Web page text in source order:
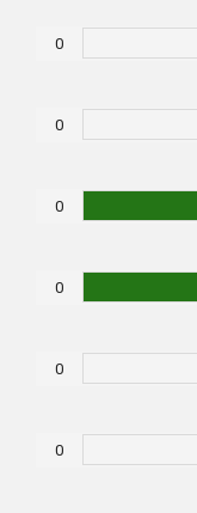
0
0
0
0
0
0